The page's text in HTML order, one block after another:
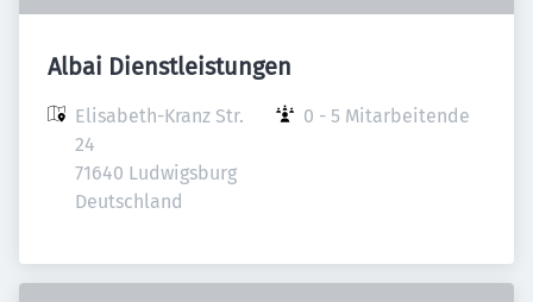
Albai Dienstleistungen
Elisabeth-Kranz Str.
24
71640 Ludwigsburg
Deutschland
0 - 5 Mitarbeitende